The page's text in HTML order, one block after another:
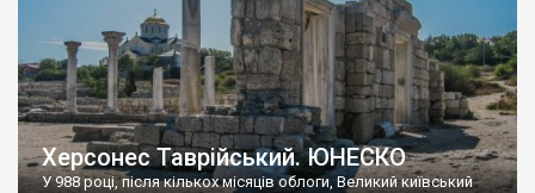
Херсонес Таврійський. ЮНЕСКО
У 988 році, після кількох місяців облоги, Великий київський